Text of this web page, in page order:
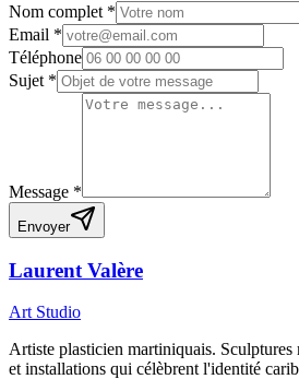
Nom complet *
Email *
Téléphone
Sujet *
Message *
Envoyer
Laurent Valère
Art Studio
Artiste plasticien martiniquais. Sculptures
et installations qui célèbrent l'identité